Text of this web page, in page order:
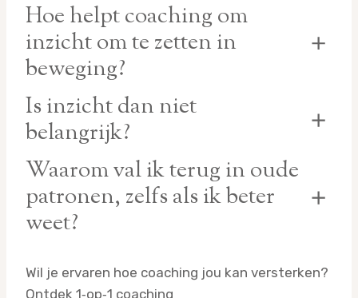
Omdat inzicht geen gedrag verandert. Je hebt
tools en actie nodig om iets anders te gaan
doen.
Hoe helpt coaching om
inzicht om te zetten in
beweging?
Mijn coaching biedt tools die nodig zijn om
inzicht te koppelen aan actie, zodat je niet
blijft hangen in denken.
Is inzicht dan niet
belangrijk?
Zeker. Inzicht is een beginpunt maar zonder
tools en actie blijft het theorie.
Waarom val ik terug in oude
patronen, zelfs als ik beter
weet?
in combinatie met de juiste tools helpen je om
Wil je ervaren hoe coaching jou kan versterken?
Ontdek 1‑op‑1 coaching